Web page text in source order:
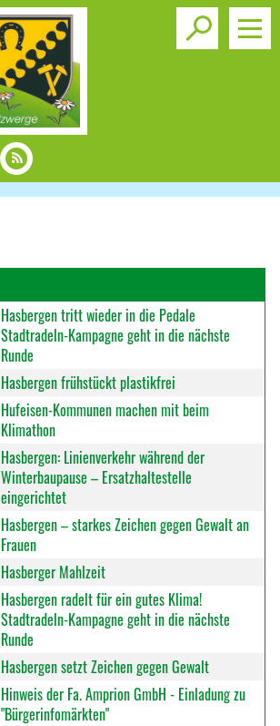
Toggle
Hasbergen tritt wieder in die Pedale
Stadtradeln-Kampagne geht in die nächste
Runde
Hasbergen frühstückt plastikfrei
Hufeisen-Kommunen machen mit beim
Klimathon
Hasbergen: Linienverkehr während der
Winterbaupause – Ersatzhaltestelle
eingerichtet
Hasbergen – starkes Zeichen gegen Gewalt an
Frauen
Hasberger Mahlzeit
Hasbergen radelt für ein gutes Klima!
Stadtradeln-Kampagne geht in die nächste
Runde
Hasbergen setzt Zeichen gegen Gewalt
Hinweis der Fa. Amprion GmbH - Einladung zu
"Bürgerinfomärkten"